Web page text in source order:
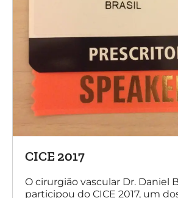
CICE 2017
O cirurgião vascular Dr. Daniel
participou do CICE 2017, um